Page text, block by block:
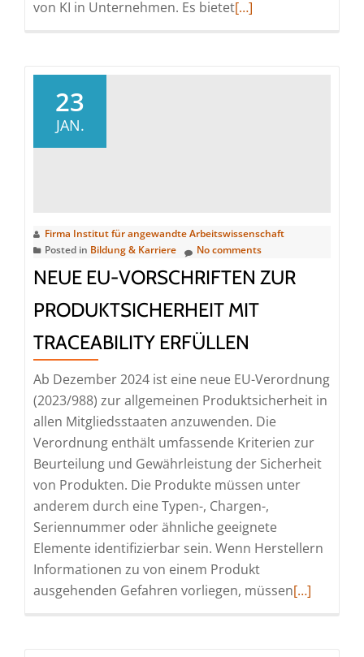
von KI in Unternehmen. Es bietetRead
für
KMU
[…]
23
JAN.
Firma Institut für angewandte Arbeitswissenschaft
Posted in Bildung & Karriere No comments
NEUE EU-VORSCHRIFTEN ZUR
PRODUKTSICHERHEIT MIT
TRACEABILITY ERFÜLLEN
Ab Dezember 2024 ist eine neue EU-Verordnung
(2023/988) zur allgemeinen Produktsicherheit in
allen Mitgliedsstaaten anzuwenden. Die
Verordnung enthält umfassende Kriterien zur
Beurteilung und Gewährleistung der Sicherheit
von Produkten. Die Produkte müssen unter
anderem durch eine Typen-, Chargen-,
Seriennummer oder ähnliche geeignete
Elemente identifizierbar sein. Wenn Herstellern
Informationen zu von einem Produkt
ausgehenden Gefahren vorliegen, müssenRead
[…]